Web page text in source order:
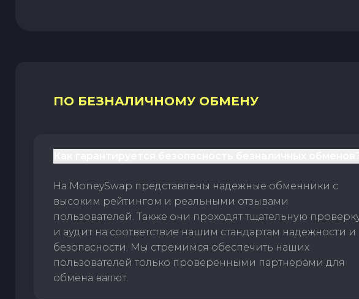
ПО БЕЗНАЛИЧНОМУ ОБМЕНУ
На MoneySwap представлены надежные обменники с
высоким рейтингом и реальными отзывами
пользователей. Также они проходят тщательную
и аудит на соответствие нашим стандартам надежности и
безопасности. Мы стремимся обеспечить наших
пользователей только проверенными партнерами для
обмена валют.